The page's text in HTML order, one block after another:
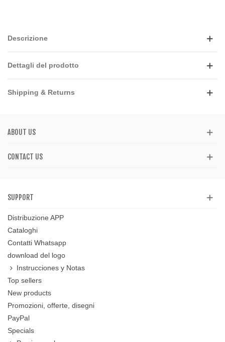
Descrizione
Dettagli del prodotto
Shipping & Returns
ABOUT US
CONTACT US
SUPPORT
Distribuzione APP
Cataloghi
Contatti Whatsapp
download del logo
Instrucciones y Notas
Top sellers
New products
Promozioni, offerte, disegni
PayPal
Specials